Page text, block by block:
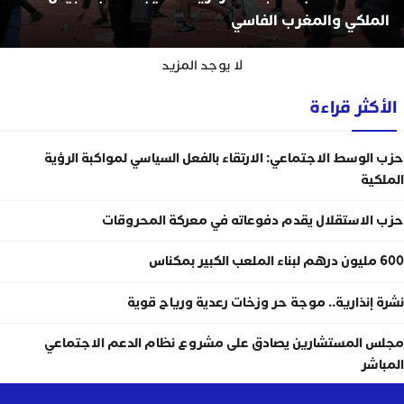
الملكي والمغرب الفاسي
لا يوجد المزيد
الأكثر قراءة
حزب الوسط الاجتماعي: الارتقاء بالفعل السياسي لمواكبة الرؤية
الملكية
حزب الاستقلال يقدم دفوعاته في معركة المحروقات
600 مليون درهم لبناء الملعب الكبير بمكناس
نشرة إنذارية.. موجة حر وزخات رعدية ورياح قوية
مجلس المستشارين يصادق على مشروع نظام الدعم الاجتماعي
المباشر